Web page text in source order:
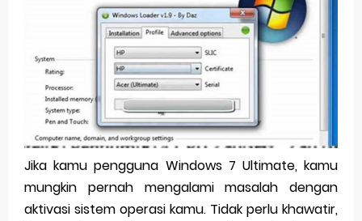
Pp Wa Couple Pasangan: Cara Terbaik Untuk Menjaga Hubungan
Cara Mengecek Windows Ori
Simpan Profil Ig Dengan Mudah
Aplikasi Togel Android: Solusi Praktis Untuk Pecinta Togel
Siap Video Call, tapi Download Aplikasinya Dulu, Abangku
Friday, 7 August
Jika kamu pengguna Windows 7 Ultimate, kamu
mungkin pernah mengalami masalah dengan
aktivasi sistem operasi kamu. Tidak perlu khawatir,